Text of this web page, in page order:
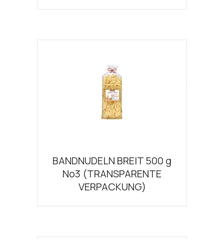
BANDNUDELN BREIT 500 g
Νο3 (TRANSPARENTE
VERPACKUNG)